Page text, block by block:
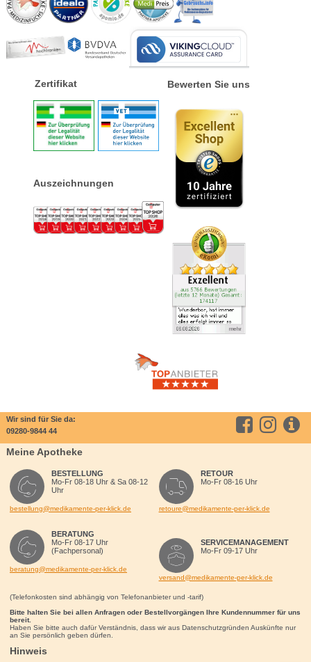
Zertifikat
Auszeichnungen
Bewerten Sie uns
Wir sind für Sie da:
09280-9844 44
Meine Apotheke
BESTELLUNG
Mo-Fr 08-18 Uhr & Sa 08-12
Uhr
bestellung@medikamente-per-klick.de
BERATUNG
Mo-Fr 08-17 Uhr
(Fachpersonal)
beratung@medikamente-per-klick.de
RETOUR
Mo-Fr 08-16 Uhr
retoure@medikamente-per-klick.de
SERVICEMANAGEMENT
Mo-Fr 09-17 Uhr
versand@medikamente-per-klick.de
(Telefonkosten sind abhängig von Telefonanbieter und -tarif)
Bitte halten Sie bei allen Anfragen oder Bestellvorgängen Ihre Kundennummer für uns
bereit.
Haben Sie bitte auch dafür Verständnis, dass wir aus Datenschutzgründen Auskünfte nur
an Sie persönlich geben dürfen.
Hinweis